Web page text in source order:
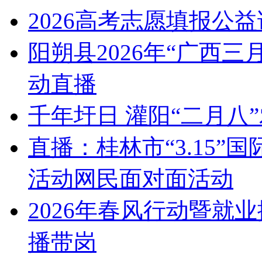
2026高考志愿填报公
阳朔县2026年“广西三
动直播
千年圩日 灌阳“二月八
直播：桂林市“3.15”
活动网民面对面活动
2026年春风行动暨就
播带岗